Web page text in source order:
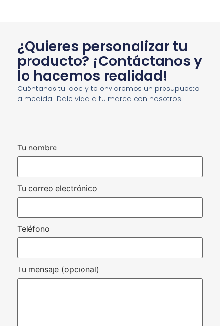
¿Quieres personalizar tu
producto? ¡Contáctanos y
lo hacemos realidad!
Cuéntanos tu idea y te enviaremos un presupuesto
a medida. ¡Dale vida a tu marca con nosotros!
Tu nombre
Tu correo electrónico
Teléfono
Tu mensaje (opcional)